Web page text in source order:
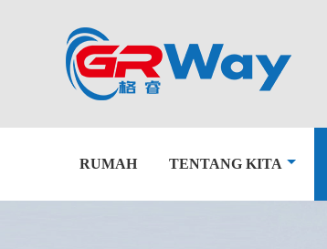
RUMAH TENTANG KITA